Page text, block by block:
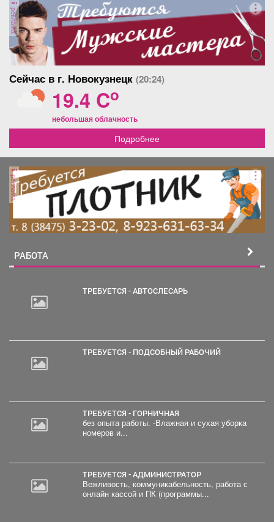
реклама
Сейчас в г. Новокузнецк (20:24)
19.4 Co
небольшая облачность
Подробнее
реклама
РАБОТА
ТРЕБУЕТСЯ - АВТОСЛЕСАРЬ
ТРЕБУЕТСЯ - ПОДСОБНЫЙ РАБОЧИЙ
ТРЕБУЕТСЯ - ГОРНИЧНАЯ
без опыта работы. -Влажная и сухая уборка
номеров и...
ТРЕБУЕТСЯ - АДМИНИСТРАТОР
Вежливость, коммуникабельность, работа с
онлайн кассой и ПК (программы...